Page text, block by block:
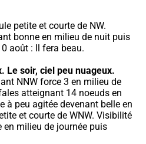
petite et courte de NW.
bonne en milieu de nuit puis
août : Il fera beau.
Le soir, ciel peu nuageux.
atteignant 14 noeuds en
à peu agitée devenant belle en
et courte de WNW. Visibilité
en milieu de journée puis